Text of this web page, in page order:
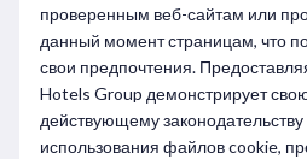
проверенным веб-сайтам или
данный момент страницам, что
свои предпочтения.
Hotels Group демонстрирует
действующему
использования файлов cookie,